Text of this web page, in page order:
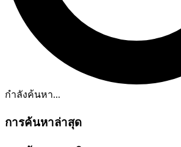
กำลังค้นหา...
การค้นหาล่าสุด